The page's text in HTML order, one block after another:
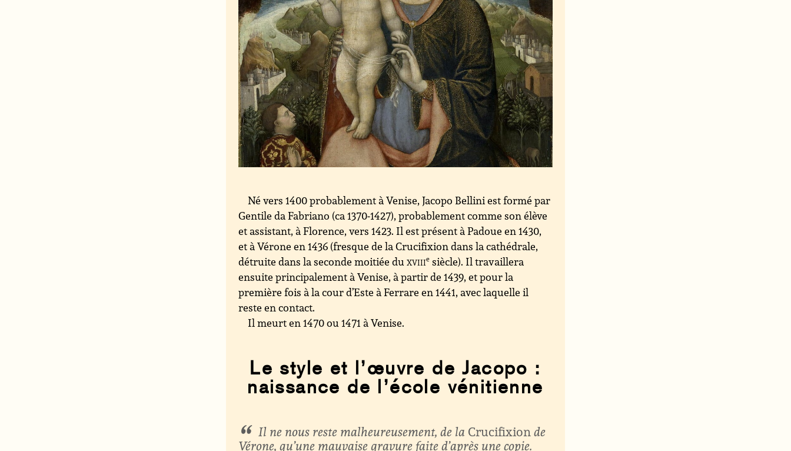
Né vers 1400 probablement à Venise, Jacopo Bellini est formé par
Gentile da Fabriano (ca 1370-1427), probablement comme son élève
et assistant, à Florence, vers 1423. Il est présent à Padoue en 1430,
et à Vérone en 1436 (fresque de la Crucifixion dans la cathédrale,
détruite dans la seconde moitiée duxviiie siècle). Il travaillera
ensuite principalement à Venise, à partir de 1439, et pour la
première fois à la cour d’Este à Ferrare en 1441, avec laquelle il
reste en contact.
Il meurt en 1470 ou 1471 à Venise.
Le style et l’œuvre de Jacopo :
naissance de l’école vénitienne
Il ne nous reste malheureusement, de la Crucifixionde
Vérone, qu’une mauvaise gravure faite d’après une copie.